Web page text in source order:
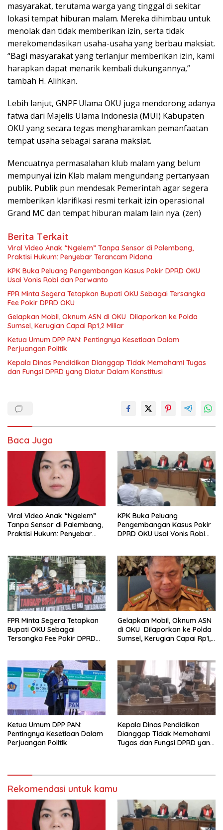
masyarakat, terutama warga yang tinggal di sekitar
lokasi tempat hiburan malam. Mereka dihimbau untuk
menolak dan tidak memberikan izin, serta tidak
merekomendasikan usaha-usaha yang berbau maksiat.
“Bagi masyarakat yang terlanjur memberikan izin, kami
harapkan dapat menarik kembali dukungannya,”
tambah H. Alihkan.
Lebih lanjut, GNPF Ulama OKU juga mendorong adanya
fatwa dari Majelis Ulama Indonesia (MUI) Kabupaten
OKU yang secara tegas mengharamkan pemanfaatan
tempat usaha sebagai sarana maksiat.
Mencuatnya permasalahan klub malam yang belum
mempunyai izin Klab malam mengundang pertanyaan
publik. Publik pun mendesak Pemerintah agar segera
memberikan klarifikasi resmi terkait izin operasional
Grand MC dan tempat hiburan malam lain nya. (zen)
Berita Terkait
Viral Video Anak “Ngelem” Tanpa Sensor di Palembang,
Praktisi Hukum: Penyebar Terancam Pidana
KPK Buka Peluang Pengembangan Kasus Pokir DPRD OKU
Usai Vonis Robi dan Parwanto
FPR Minta Segera Tetapkan Bupati OKU Sebagai Tersangka
Fee Pokir DPRD OKU
Gelapkan Mobil, Oknum ASN di OKU Dilaporkan ke Polda
Sumsel, Kerugian Capai Rp1,2 Miliar
Ketua Umum DPP PAN: Pentingnya Kesetiaan Dalam
Perjuangan Politik
Kepala Dinas Pendidikan Dianggap Tidak Memahami Tugas
dan Fungsi DPRD yang Diatur Dalam Konstitusi
Baca Juga
Viral Video Anak “Ngelem”
Tanpa Sensor di Palembang,
Praktisi Hukum: Penyebar
KPK Buka Peluang
Pengembangan Kasus Pokir
DPRD OKU Usai Vonis Robi
FPR Minta Segera Tetapkan
Bupati OKU Sebagai
Tersangka Fee Pokir DPRD
Gelapkan Mobil, Oknum ASN
di OKU Dilaporkan ke Polda
Sumsel, Kerugian Capai Rp1,2
Ketua Umum DPP PAN:
Pentingnya Kesetiaan Dalam
Perjuangan Politik
Kepala Dinas Pendidikan
Dianggap Tidak Memahami
Tugas dan Fungsi DPRD yang
Rekomendasi untuk kamu